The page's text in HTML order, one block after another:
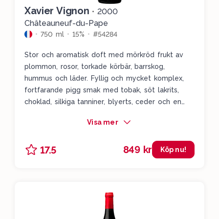
är ändå inte något som ska köpas för att sparas.
Drick 23-30.
Xavier Vignon • 2000
Châteauneuf-du-Pape
750 ml 15% #54284
Stor och aromatisk doft med mörkröd frukt av
plommon, rosor, torkade körbär, barrskog,
hummus och läder. Fyllig och mycket komplex,
fortfarande pigg smak med tobak, söt lakrits,
choklad, silkiga tanniner, blyerts, ceder och en
Visa mer
17.5 849 kr Köp nu!